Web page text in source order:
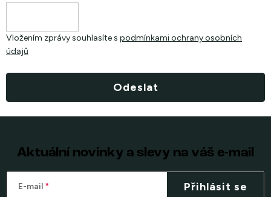
Vložením zprávy souhlasíte s podmínkami ochrany osobních
údajů
Odeslat
Aktuální novinky a slevy na váš e-mail
E-mail Přihlásit se